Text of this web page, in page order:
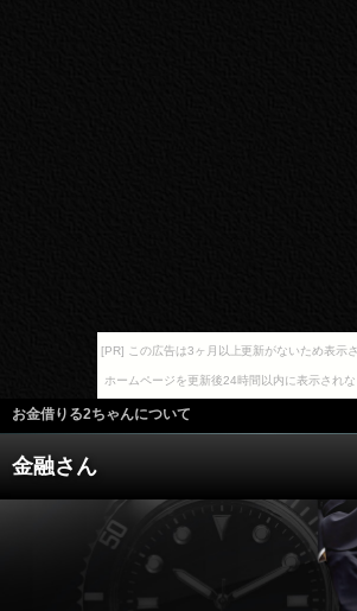
[PR] この広告は3ヶ月以上更新がないため表示
ホームページを更新後24時間以内に表示されな
お金借りる2ちゃんについて
金融さん